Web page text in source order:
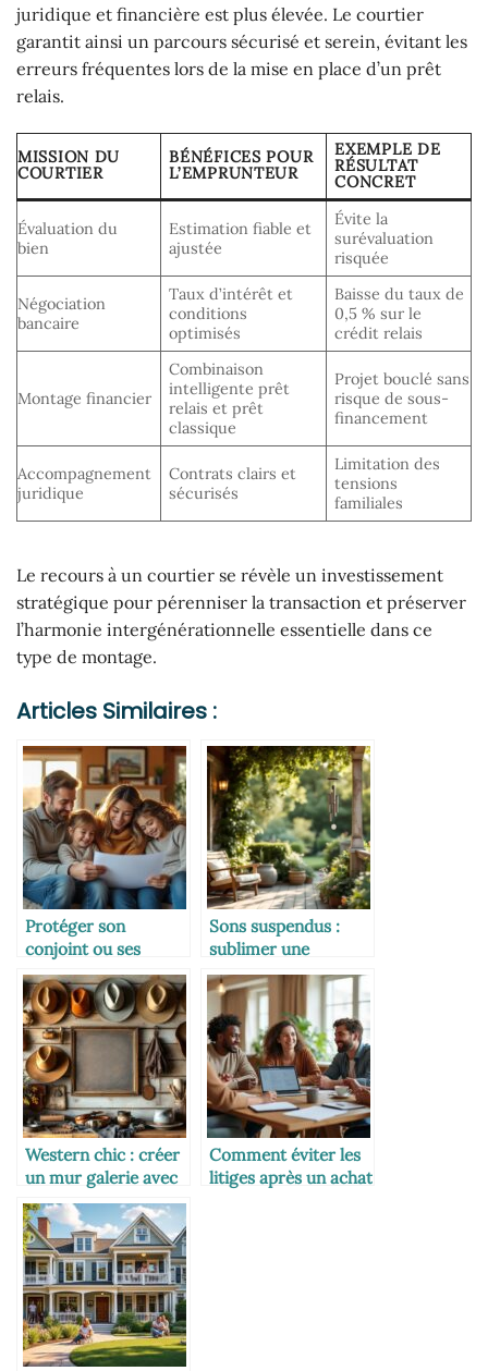
juridique et financière est plus élevée. Le courtier
garantit ainsi un parcours sécurisé et serein, évitant les
erreurs fréquentes lors de la mise en place d’un prêt
relais.
MISSION DU
COURTIER
BÉNÉFICES POUR
L’EMPRUNTEUR
EXEMPLE DE
RÉSULTAT
CONCRET
Évaluation du
bien
Estimation fiable et
ajustée
Évite la
surévaluation
risquée
Négociation
bancaire
Taux d’intérêt et
conditions
optimisés
Baisse du taux de
0,5 % sur le
crédit relais
Montage financier
Combinaison
intelligente prêt
relais et prêt
classique
Projet bouclé sans
risque de sous-
financement
Accompagnement
juridique
Contrats clairs et
sécurisés
Limitation des
tensions
familiales
Le recours à un courtier se révèle un investissement
stratégique pour pérenniser la transaction et préserver
l’harmonie intergénérationnelle essentielle dans ce
type de montage.
Articles Similaires :
Protéger son
conjoint ou ses
enfants avec la
bonne assurance
Sons suspendus :
sublimer une
véranda ou un patio
avec un carillon à
vent
Western chic : créer
un mur galerie avec
des chapeaux et
accessoires de
cowboy
Comment éviter les
litiges après un achat